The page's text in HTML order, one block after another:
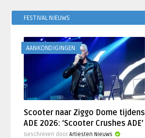
FESTIVAL NIEUWS
AANKONDIGINGEN
Scooter naar Ziggo Dome tijdens
ADE 2026: ‘Scooter Crushes ADE’
Geschreven doorArtiesten Nieuws